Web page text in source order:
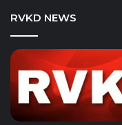
RVKD NEWS